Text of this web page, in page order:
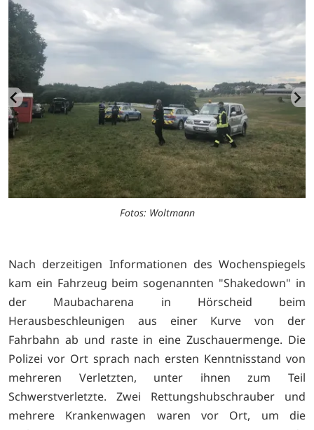
Fotos: Woltmann
Nach derzeitigen Informationen des Wochenspiegels
kam ein Fahrzeug beim sogenannten "Shakedown" in
der Maubacharena in Hörscheid beim
Herausbeschleunigen aus einer Kurve von der
Fahrbahn ab und raste in eine Zuschauermenge. Die
Polizei vor Ort sprach nach ersten Kenntnisstand von
mehreren Verletzten, unter ihnen zum Teil
Schwerstverletzte. Zwei Rettungshubschrauber und
mehrere Krankenwagen waren vor Ort, um die